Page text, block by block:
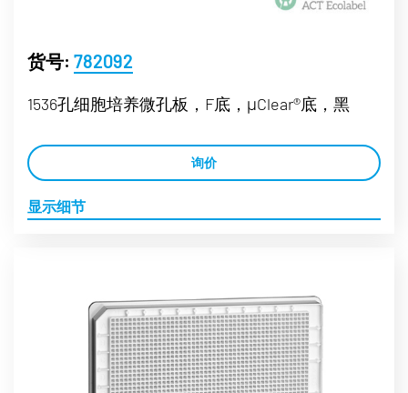
货号: 782092
1536孔细胞培养微孔板，F底，μClear®底，黑
询价
显示细节